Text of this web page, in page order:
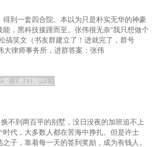
得到一套四合院。本以为只是朴实无华的神豪
，黑科技接踵而至。张伟很无奈“我只想做个
搞笑文（书友群建立了！进就完了，群号
大律师事务所，进群答案：张伟
（求订阅!!!）
不到两百平的别墅，没日没夜的加班追不上
时代，大多数人都在苦海中挣扎。但是许士
子，靠着每一天的签到奖励，成为有钱人。